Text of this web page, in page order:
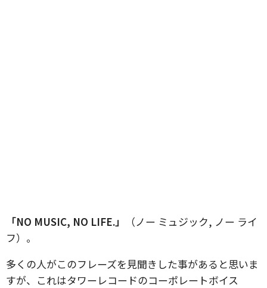
「NO MUSIC, NO LIFE.」
（ノー ミュジック, ノー ライ
フ）。
多くの人がこのフレーズを見聞きした事があると思いま
すが、これはタワーレコードのコーポレートボイス